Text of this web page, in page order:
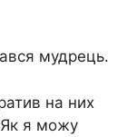
мудрець.
на них
Як я можу